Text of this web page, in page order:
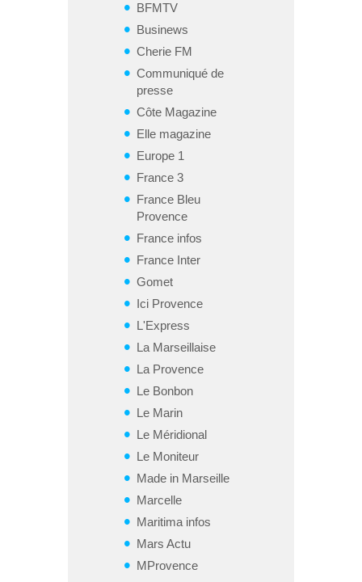
BFMTV
Businews
Cherie FM
Communiqué de
presse
Côte Magazine
Elle magazine
Europe 1
France 3
France Bleu
Provence
France infos
France Inter
Gomet
Ici Provence
L'Express
La Marseillaise
La Provence
Le Bonbon
Le Marin
Le Méridional
Le Moniteur
Made in Marseille
Marcelle
Maritima infos
Mars Actu
MProvence